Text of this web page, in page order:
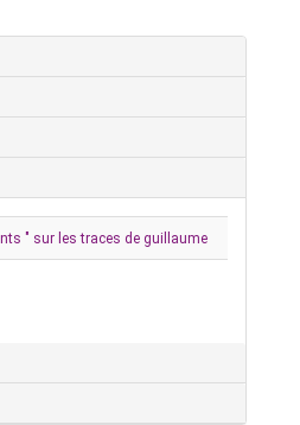
" sur les traces de guillaume